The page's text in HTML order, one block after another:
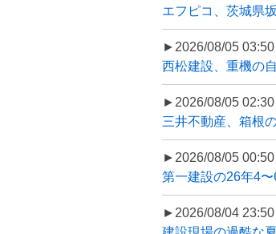
エフピコ、茨城県
►2026/08/05 03:50
西松建設、重機の
►2026/08/05 02:30
三井不動産、箱根
►2026/08/05 00:50
第一建設の26年4
►2026/08/04 23:50